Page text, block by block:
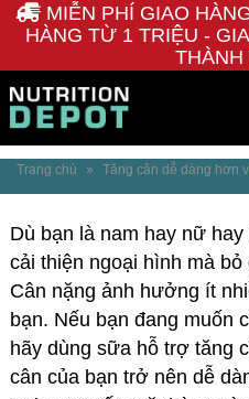
MIỄN PHÍ GIAO
HÀNG TỪ 1 TRIỆU -
THÀNH
Trang chủ » Tăng cân dễ dàng hơn
Dù bạn là nam hay nữ
cải thiện ngoại hình mà
Cân nặng ảnh hưởng ít
bạn. Nếu bạn đang muốn
hãy dùng sữa hỗ trợ tăng
cân của bạn trở nên dễ